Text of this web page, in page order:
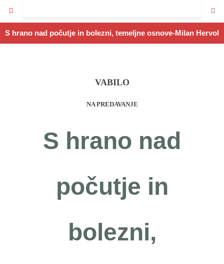
S hrano nad počutje in bolezni, temeljne osnove-Milan Hervol
VABILO
NA PREDAVANJE
S hrano nad
počutje in
bolezni,